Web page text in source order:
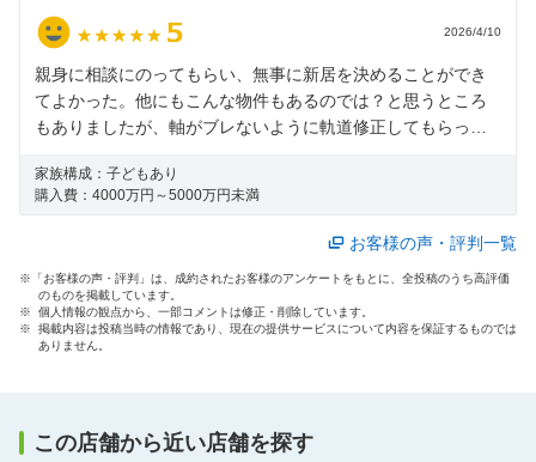
2026/4/10
親身に相談にのってもらい、無事に新居を決めることができ
てよかった。他にもこんな物件もあるのでは？と思うところ
もありましたが、軸がブレないように軌道修正してもらった
家族構成： 子どもあり
購入費： 4000万円～5000万円未満
お客様の声・評判一覧
※「お客様の声・評判」は、成約されたお客様のアンケートをもとに、全投稿のうち高評価
のものを掲載しています。
※ 個人情報の観点から、一部コメントは修正・削除しています。
※ 掲載内容は投稿当時の情報であり、現在の提供サービスについて内容を保証するものでは
ありません。
この店舗から近い店舗を探す